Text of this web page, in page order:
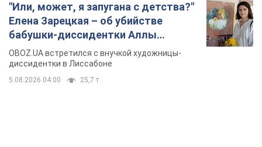
"Или, может, я запугана с детства?"
Елена Зарецкая – об убийстве
бабушки-диссидентки Аллы
Горской, критике сына Стуса и
бегстве в Португалию с пятью
детьми
OBOZ.UA встретился с внучкой художницы-
диссидентки в Лиссабоне
5.08.2026 04:00 25,7 т.